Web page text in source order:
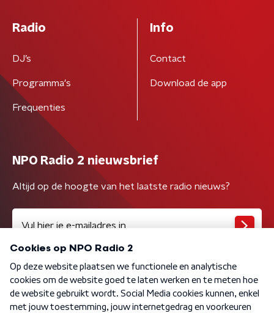
Radio
DJ’s
Programma's
Frequenties
Info
Contact
Download de app
NPO Radio 2 nieuwsbrief
Altijd op de hoogte van het laatste radio nieuws?
Algemene voorwaarden